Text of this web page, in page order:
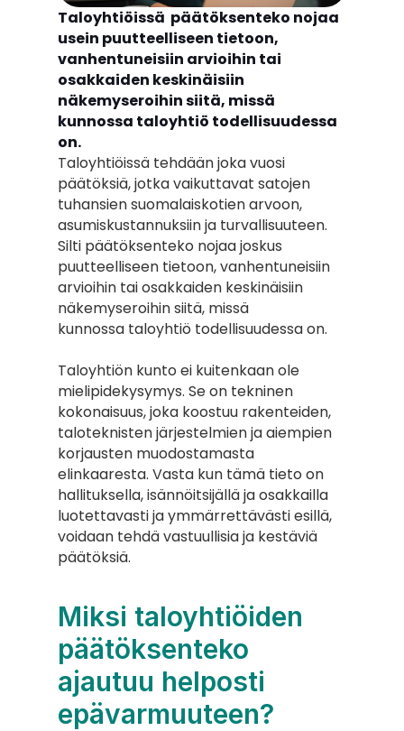
Taloyhtiöissä  päätöksenteko nojaa
usein puutteelliseen tietoon,
vanhentuneisiin arvioihin tai
osakkaiden keskinäisiin
näkemyseroihin siitä, missä
kunnossa taloyhtiö todellisuudessa
on.
Taloyhtiöissä tehdään joka vuosi
päätöksiä, jotka vaikuttavat satojen
tuhansien suomalaiskotien arvoon,
asumiskustannuksiin ja turvallisuuteen.
Silti päätöksenteko nojaa joskus
puutteelliseen tietoon, vanhentuneisiin
arvioihin tai osakkaiden keskinäisiin
näkemyseroihin siitä, missä
kunnossa taloyhtiö todellisuudessa on.
Taloyhtiön kunto ei kuitenkaan ole
mielipidekysymys. Se on tekninen
kokonaisuus, joka koostuu rakenteiden,
taloteknisten järjestelmien ja aiempien
korjausten muodostamasta
elinkaaresta. Vasta kun tämä tieto on
hallituksella, isännöitsijällä ja osakkailla
luotettavasti ja ymmärrettävästi esillä,
voidaan tehdä vastuullisia ja kestäviä
päätöksiä.
Miksi taloyhtiöiden
päätöksenteko
ajautuu helposti
epävarmuuteen?